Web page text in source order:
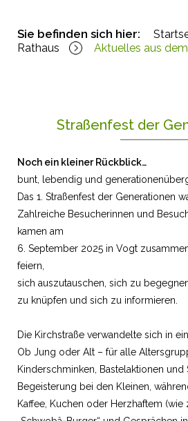
Sie befinden sich hier:
Rathaus
Aktuelles aus
Straßenfest der
Noch ein kleiner Rückblick…
bunt, lebendig und
Das 1. Straßenfest der Generationen
Zahlreiche Besucherinnen und
kamen am
6. September 2025 in Vogt
feiern,
sich auszutauschen, sich zu
zu knüpfen und sich zu informieren.
Die Kirchstraße verwandelte sich in
Ob Jung oder Alt – für alle
Kinderschminken, Bastelaktionen
Begeisterung bei den Kleinen,
Kaffee, Kuchen oder Herzhaftem (wie